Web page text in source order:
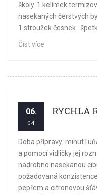
školy. 1 kelímek
nasekaných čerstvých
1 stroužek česnek
Číst více
06.
04.
RYCHLÁ
Doba přípravy:
a pomocí vidličky jej
nadrobno nasekanou
požadovaná
pepřem a citronovou